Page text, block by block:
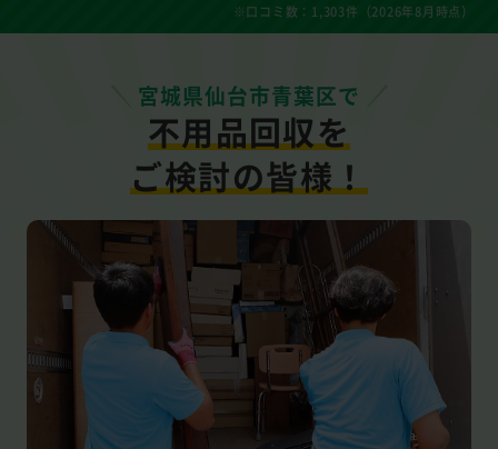
※口コミ数：1,303件（2026年8月時点）
宮城県仙台市青葉区で
不用品回収を
ご検討の皆様！